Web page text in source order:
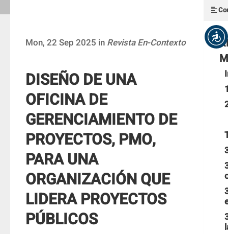
Mon, 22 Sep 2025 in Revista En-Contexto
DISEÑO DE UNA
OFICINA DE
GERENCIAMIENTO DE
PROYECTOS, PMO,
PARA UNA
ORGANIZACIÓN QUE
LIDERA PROYECTOS
PÚBLICOS